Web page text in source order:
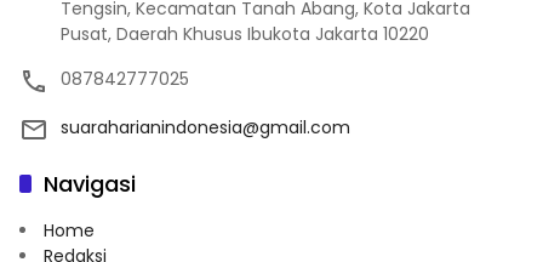
Tengsin, Kecamatan Tanah Abang, Kota Jakarta
Pusat, Daerah Khusus Ibukota Jakarta 10220
087842777025
suaraharianindonesia@gmail.com
Navigasi
Home
Redaksi